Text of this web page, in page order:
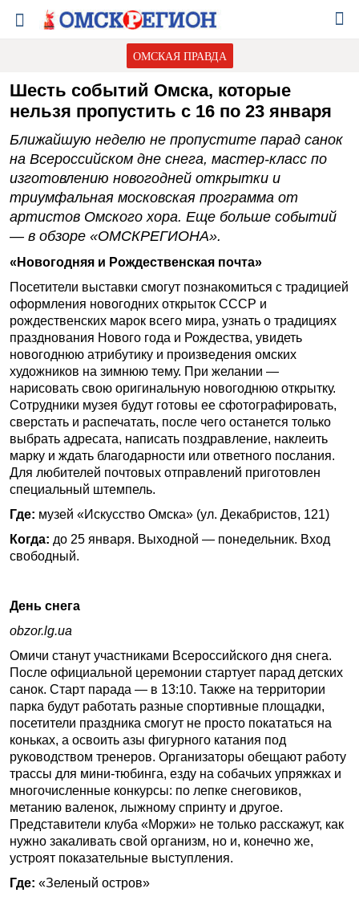
ОМСКАЯ ПРАВДА
Шесть событий Омска, которые
нельзя пропустить с 16 по 23 января
Ближайшую неделю не пропустите парад санок
на Всероссийском дне снега, мастер-класс по
изготовлению новогодней открытки и
триумфальная московская программа от
артистов Омского хора. Еще больше событий
— в обзоре «ОМСКРЕГИОНА».
«Новогодняя и Рождественская почта»
Посетители выставки смогут познакомиться с традицией
оформления новогодних открыток СССР и
рождественских марок всего мира, узнать о традициях
празднования Нового года и Рождества, увидеть
новогоднюю атрибутику и произведения омских
художников на зимнюю тему. При желании —
нарисовать свою оригинальную новогоднюю открытку.
Сотрудники музея будут готовы ее сфотографировать,
сверстать и распечатать, после чего останется только
выбрать адресата, написать поздравление, наклеить
марку и ждать благодарности или ответного послания.
Для любителей почтовых отправлений приготовлен
специальный штемпель.
Где: музей «Искусство Омска» (ул. Декабристов, 121)
Когда: до 25 января. Выходной — понедельник. Вход
свободный.
День снега
obzor.lg.ua
Омичи станут участниками Всероссийского дня снега.
После официальной церемонии стартует парад детских
санок. Старт парада — в 13:10. Также на территории
парка будут работать разные спортивные площадки,
посетители праздника смогут не просто покататься на
коньках, а освоить азы фигурного катания под
руководством тренеров. Организаторы обещают работу
трассы для мини-тюбинга, езду на собачьих упряжках и
многочисленные конкурсы: по лепке снеговиков,
метанию валенок, лыжному спринту и другое.
Представители клуба «Моржи» не только расскажут, как
нужно закаливать свой организм, но и, конечно же,
устроят показательные выступления.
Где: «Зеленый остров»